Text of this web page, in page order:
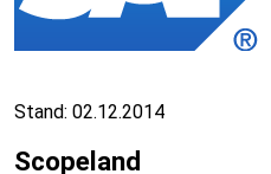
Stand: 02.12.2014
Scopeland